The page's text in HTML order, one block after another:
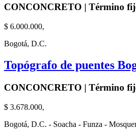
CONCONCRETO | Término
$ 6.000.000,
Bogotá, D.C.
Topógrafo de puentes
CONCONCRETO | Término
$ 3.678.000,
Bogotá, D.C. - Soacha - Funza -